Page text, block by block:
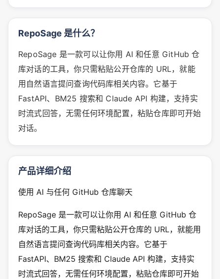
RepoSage 是什么？
RepoSage 是一款可以让你用 AI 和任意 GitHub 仓
库对话的工具，你只需粘贴公开仓库的 URL，就能
用自然语言提问查询代码库相关内容。它基于
FastAPI、BM25 搜索和 Claude API 构建，支持实
时流式回答，无需任何环境配置，粘贴仓库即可开始
对话。
产品详细介绍
使用 AI 与任何 GitHub 仓库聊天
RepoSage 是一款可以让你用 AI 和任意 GitHub 仓
库对话的工具，你只需粘贴公开仓库的 URL，就能用
自然语言提问查询代码库相关内容。它基于
FastAPI、BM25 搜索和 Claude API 构建，支持实
时流式回答，无需任何环境配置，粘贴仓库即可开始